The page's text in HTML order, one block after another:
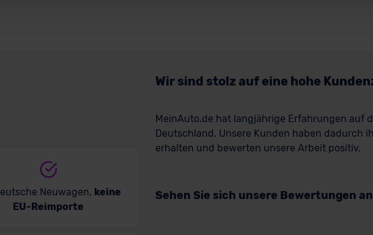
Neuwagen, keine
EU-Reimporte
Wir sind stolz auf eine hohe
MeinAuto.de hat langjährige Erfahrungen auf
Deutschland. Unsere Kunden haben dadurch
erhalten und bewerten unsere Arbeit positiv.
Sehen Sie sich unsere Bewertungen